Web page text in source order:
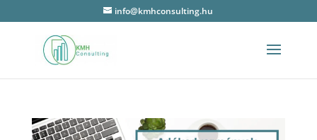
info@kmhconsulting.hu